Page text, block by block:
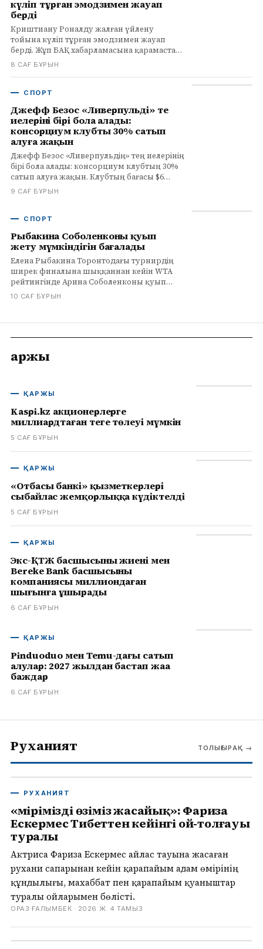
күліп тұрған эмодзимен жауап
берді
Криштиану Роналду жалған үйлену
тойына күліп тұрған эмодзимен жауап
берді. Жұп БАҚ хабарламасына қарамастан
тағы да үйленбеді. Толығырақ infohub.kz
8 САҒ БҰРЫН
СПОРТ
Джефф Безос «Ливерпульдің» тең
иелерінің бірі бола алады:
консорциум клубтың 30% сатып
алуға жақын
Джефф Безос «Ливерпульдің» тең иелерінің
бірі бола алады: консорциум клубтың 30%
сатып алуға жақын. Клубтың бағасы $6
млрд, FSG ең ірі акционер болып қалады.
9 САҒ БҰРЫН
СПОРТ
Рыбакина Соболенконы қуып
жету мүмкіндігін бағалады
Елена Рыбакина Торонтодағы турнирдің
ширек финалына шыққаннан кейін WTA
рейтингінде Арина Соболенконы қуып
жету мүмкіндігі туралы пікір білдірді.
10 САҒ БҰРЫН
Қаржы
ҚАРЖЫ
Kaspi.kz акционерлерге
миллиардтаған теңге төлеуі мүмкін
5 САҒ БҰРЫН
ҚАРЖЫ
«Отбасы банкі» қызметкерлері
сыбайлас жемқорлыққа күдіктелді
5 САҒ БҰРЫН
ҚАРЖЫ
Экс-ҚТЖ басшысының жиені мен
Bereke Bank басшысының
компаниясы миллиондаған
шығынға ұшырады
6 САҒ БҰРЫН
ҚАРЖЫ
Pinduoduo мен Temu-дағы сатып
алулар: 2027 жылдан бастап жаңа
баждар
6 САҒ БҰРЫН
Руханият ТОЛЫҒЫРАҚ →
РУХАНИЯТ
«Өмірімізді өзіміз жасайық»: Фариза
Ескермес Тибеттен кейінгі ой-толғауы
туралы
Актриса Фариза Ескермес Қайлас тауына жасаған
рухани сапарынан кейін қарапайым адам өмірінің
құндылығы, махаббат пен қарапайым қуаныштар
туралы ойларымен бөлісті.
ОРАЗ ҒАЛЫМБЕК · 2026 Ж. 4 ТАМЫЗ